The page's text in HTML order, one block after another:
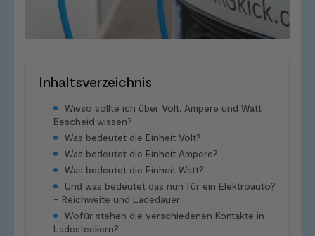
Inhaltsverzeichnis
Wieso sollte ich über Volt, Ampere und Watt
Bescheid wissen?
Was bedeutet die Einheit Volt?
Was bedeutet die Einheit Ampere?
Was bedeutet die Einheit Watt?
Und was bedeutet das nun für ein Elektroauto?
– Reichweite und Ladedauer
Wofür stehen die verschiedenen Kontakte in
Ladesteckern?